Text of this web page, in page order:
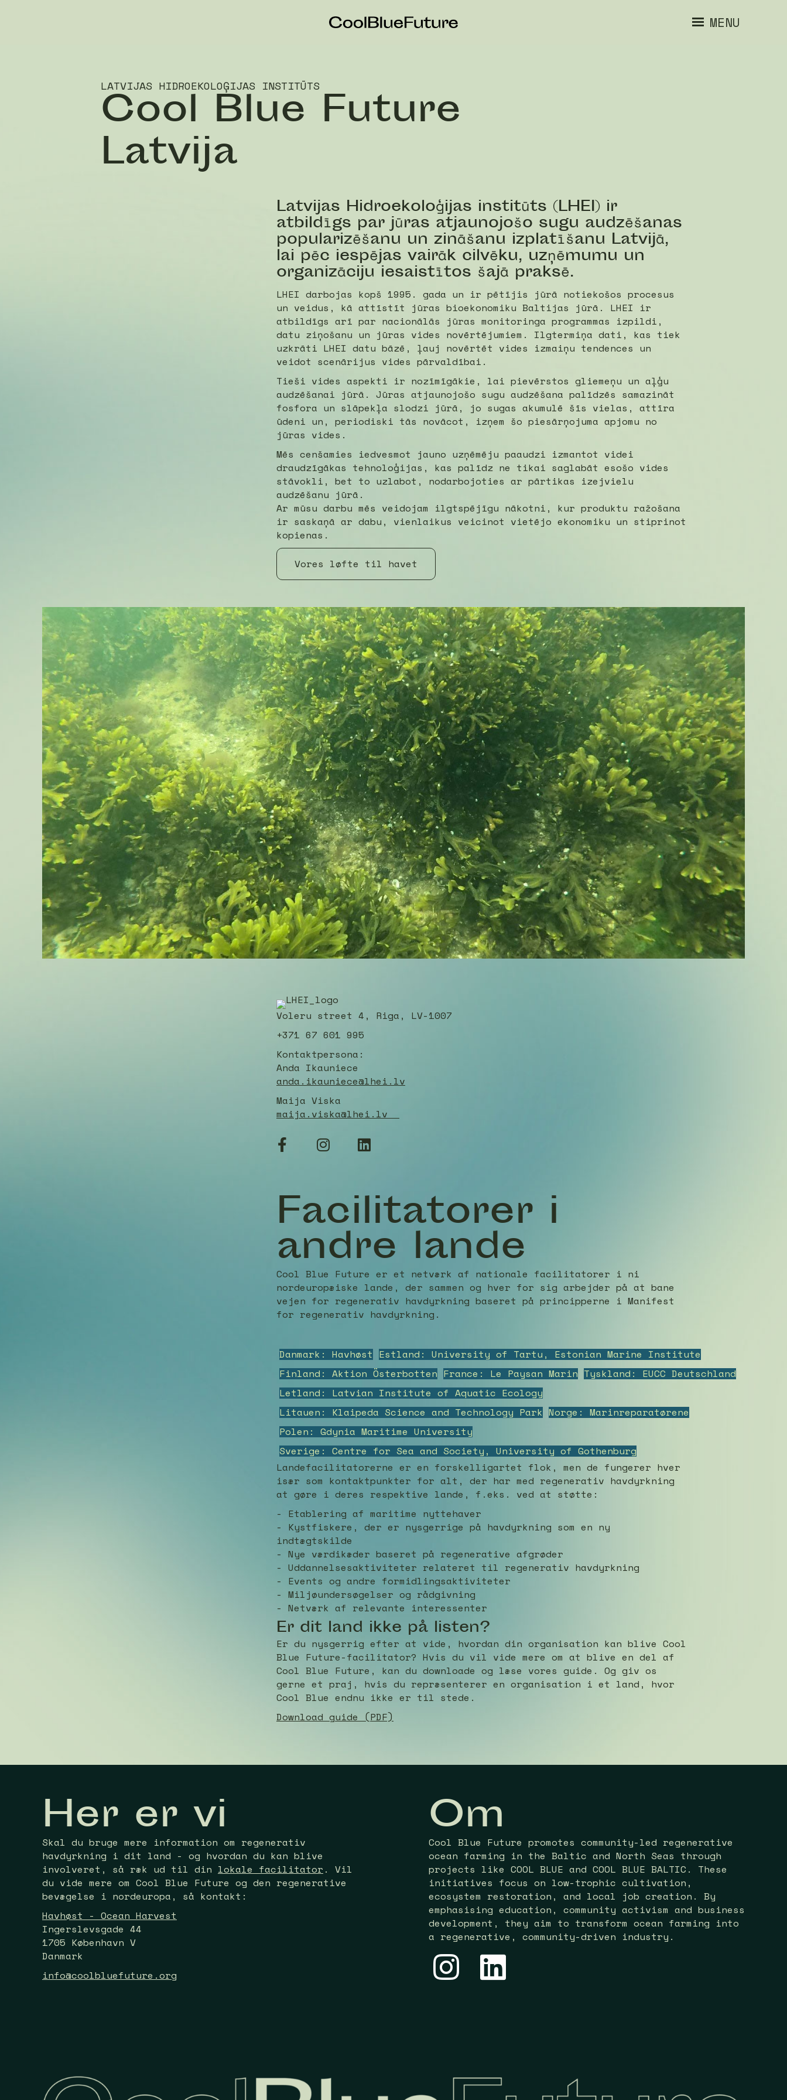
MENU
LATVIJAS HIDROEKOLOĢIJAS INSTITŪTS
Cool Blue Future
Latvija
Latvijas Hidroekoloģijas institūts (LHEI) ir
atbildīgs par jūras atjaunojošo sugu audzēšanas
popularizēšanu un zināšanu izplatīšanu Latvijā,
lai pēc iespējas vairāk cilvēku, uzņēmumu un
organizāciju iesaistītos šajā praksē.
LHEI darbojas kopš 1995. gada un ir pētījis jūrā notiekošos procesus
un veidus, kā attīstīt jūras bioekonomiku Baltijas jūrā. LHEI ir
atbildīgs arī par nacionālās jūras monitoringa programmas izpildi,
datu ziņošanu un jūras vides novērtējumiem. Ilgtermiņa dati, kas tiek
uzkrāti LHEI datu bāzē, ļauj novērtēt vides izmaiņu tendences un
veidot scenārijus vides pārvaldībai.
Tieši vides aspekti ir nozīmīgākie, lai pievērstos gliemeņu un aļģu
audzēšanai jūrā. Jūras atjaunojošo sugu audzēšana palīdzēs samazināt
fosfora un slāpekļa slodzi jūrā, jo sugas akumulē šīs vielas, attīra
ūdeni un, periodiski tās novācot, izņem šo piesārņojuma apjomu no
jūras vides.
Mēs cenšamies iedvesmot jauno uzņēmēju paaudzi izmantot videi
draudzīgākas tehnoloģijas, kas palīdz ne tikai saglabāt esošo vides
stāvokli, bet to uzlabot, nodarbojoties ar pārtikas izejvielu
audzēšanu jūrā.
Ar mūsu darbu mēs veidojam ilgtspējīgu nākotni, kur produktu ražošana
ir saskaņā ar dabu, vienlaikus veicinot vietējo ekonomiku un stiprinot
kopienas.
Vores løfte til havet
Voleru street 4, Riga, LV-1007
+371 67 601 995
Kontaktpersona:
Anda Ikauniece
anda.ikauniece@lhei.lv
Maija Viska
maija.viska@lhei.lv
Facilitatorer i
andre lande
Cool Blue Future er et netværk af nationale facilitatorer i ni
nordeuropæiske lande, der sammen og hver for sig arbejder på at bane
vejen for regenerativ havdyrkning baseret på principperne i Manifest
for regenerativ havdyrkning.
Danmark: Havhøst Estland: University of Tartu, Estonian Marine Institute
Finland: Aktion Österbotten France: Le Paysan Marin Tyskland: EUCC Deutschland
Letland: Latvian Institute of Aquatic Ecology
Litauen: Klaipeda Science and Technology Park Norge: Marinreparatørene
Polen: Gdynia Maritime University
Sverige: Centre for Sea and Society, University of Gothenburg
Landefacilitatorerne er en forskelligartet flok, men de fungerer hver
især som kontaktpunkter for alt, der har med regenerativ havdyrkning
at gøre i deres respektive lande, f.eks. ved at støtte:
- Etablering af maritime nyttehaver
- Kystfiskere, der er nysgerrige på havdyrkning som en ny
indtægtskilde
- Nye værdikæder baseret på regenerative afgrøder
- Uddannelsesaktiviteter relateret til regenerativ havdyrkning
- Events og andre formidlingsaktiviteter
- Miljøundersøgelser og rådgivning
- Netværk af relevante interessenter
Er dit land ikke på listen?
Er du nysgerrig efter at vide, hvordan din organisation kan blive Cool
Blue Future-facilitator? Hvis du vil vide mere om at blive en del af
Cool Blue Future, kan du downloade og læse vores guide. Og giv os
gerne et praj, hvis du repræsenterer en organisation i et land, hvor
Cool Blue endnu ikke er til stede.
Download guide (PDF)
Her er vi
Skal du bruge mere information om regenerativ
havdyrkning i dit land - og hvordan du kan blive
involveret, så ræk ud til din lokale facilitator . Vil
du vide mere om Cool Blue Future og den regenerative
bevægelse i nordeuropa, så kontakt:
Havhøst - Ocean Harvest
Ingerslevsgade 44
1705 København V
Danmark
info@coolbluefuture.org
Om
Cool Blue Future promotes community-led regenerative
ocean farming in the Baltic and North Seas through
projects like COOL BLUE and COOL BLUE BALTIC. These
initiatives focus on low-trophic cultivation,
ecosystem restoration, and local job creation. By
emphasising education, community activism and business
development, they aim to transform ocean farming into
a regenerative, community-driven industry.